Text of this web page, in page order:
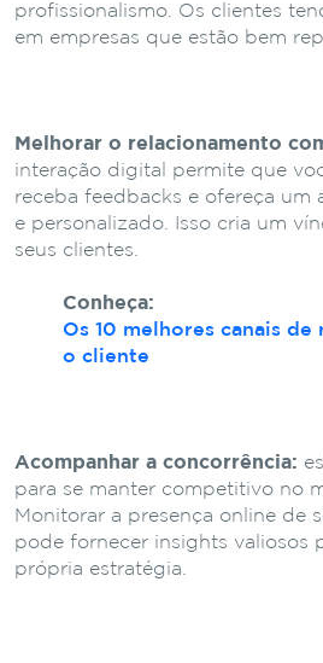
profissionalismo. Os clientes
em empresas que estão bem
Melhorar o relacionamento
interação digital permite que
receba feedbacks e ofereça um
e personalizado. Isso cria um
seus clientes.
Conheça:
Os 10 melhores canais
o cliente
Acompanhar a concorrência:
para se manter competitivo no
Monitorar a presença online de
pode fornecer insights valiosos
própria estratégia.